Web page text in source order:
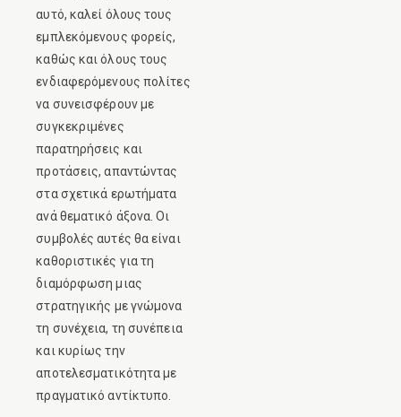
αυτό, καλεί όλους τους
εμπλεκόμενους φορείς,
καθώς και όλους τους
ενδιαφερόμενους πολίτες
να συνεισφέρουν με
συγκεκριμένες
παρατηρήσεις και
προτάσεις, απαντώντας
στα σχετικά ερωτήματα
ανά θεματικό άξονα. Οι
συμβολές αυτές θα είναι
καθοριστικές για τη
διαμόρφωση μιας
στρατηγικής με γνώμονα
τη συνέχεια, τη συνέπεια
και κυρίως την
αποτελεσματικότητα με
πραγματικό αντίκτυπο.